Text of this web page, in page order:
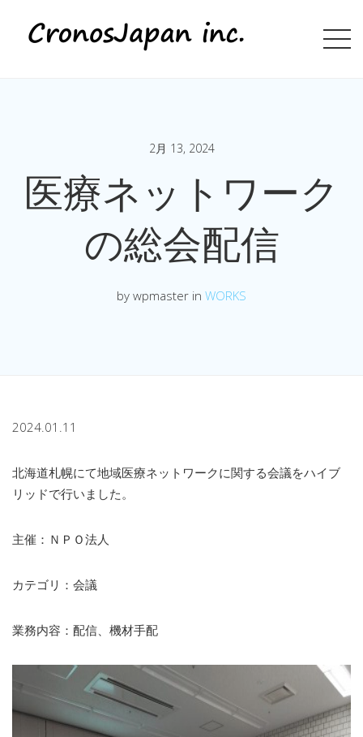
2月 13, 2024
医療ネットワーク
の総会配信
by wpmaster in WORKS
2024.01.11
北海道札幌にて地域医療ネットワークに関する会議をハイブ
リッドで行いました。
主催：ＮＰＯ法人
カテゴリ：会議
業務内容：配信、機材手配